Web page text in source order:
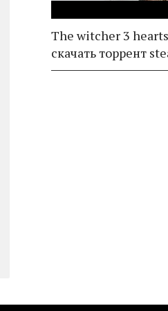
The witcher 3
скачать торрент